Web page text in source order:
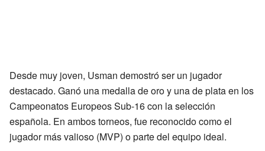
Desde muy joven, Usman demostró ser un jugador
destacado. Ganó una medalla de oro y una de plata en los
Campeonatos Europeos Sub-16 con la selección
española. En ambos torneos, fue reconocido como el
jugador más valioso (MVP) o parte del equipo ideal.